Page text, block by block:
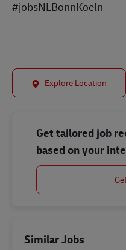
#jobsNLBonnKoeln
Explore Location
Get tailored job
based on your
Similar Jobs